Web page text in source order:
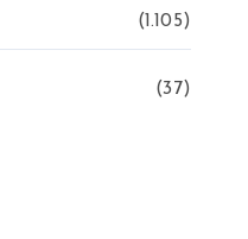
(1.105)
(37)